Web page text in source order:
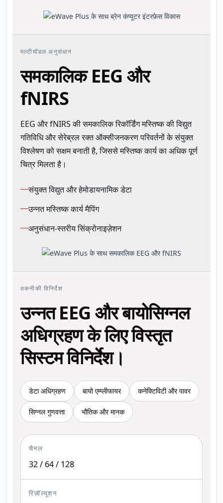
मल्टीमॉडल अनुसंधान
समकालिक EEG और
fNIRS
EEG और fNIRS की समकालिक रिकॉर्डिंग मस्तिष्क की विद्युत
गतिविधि और सेरेब्रल रक्त ऑक्सीजनकरण परिवर्तनों के संयुक्त
विश्लेषण को सक्षम बनाती है, जिससे मस्तिष्क कार्य का अधिक पूर्ण
चित्र मिलता है।
संयुक्त विद्युत और हेमोडायनामिक डेटा
उन्नत मस्तिष्क कार्य मैपिंग
अनुसंधान-स्तरीय सिंक्रोनाइज़ेशन
तकनीकी विनिर्देश
उन्नत EEG और बायोसिग्नल
अधिग्रहण के लिए विस्तृत
सिस्टम विनिर्देश।
डेटा अधिग्रहण बायो एम्प्लीफायर कनेक्टिविटी और पावर
सिग्नल गुणवत्ता भौतिक और मानक
चैनल
32 / 64 / 128
रिज़ॉल्यूशन